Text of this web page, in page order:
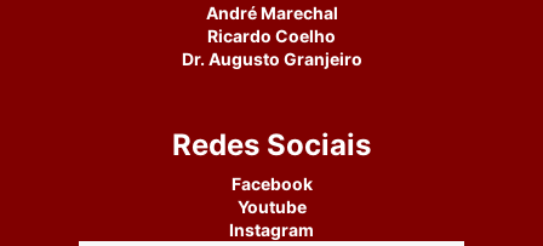
André Marechal
Ricardo Coelho
Dr. Augusto Granjeiro
Redes Sociais
Facebook
Youtube
Instagram